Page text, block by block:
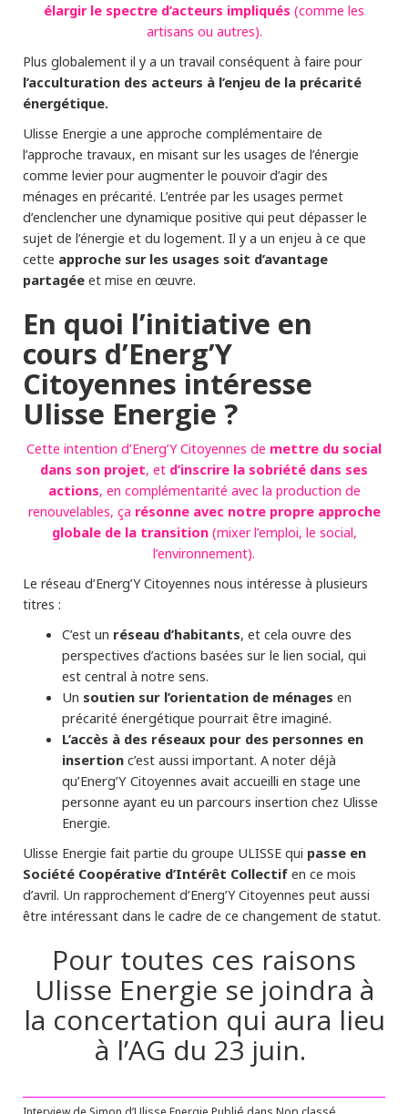
élargir le spectre d’acteurs impliqués (comme les
artisans ou autres).
Plus globalement il y a un travail conséquent à faire pour
l’acculturation des acteurs à l’enjeu de la précarité
énergétique.
Ulisse Energie a une approche complémentaire de
l’approche travaux, en misant sur les usages de l’énergie
comme levier pour augmenter le pouvoir d’agir des
ménages en précarité. L’entrée par les usages permet
d’enclencher une dynamique positive qui peut dépasser le
sujet de l’énergie et du logement. Il y a un enjeu à ce que
cette approche sur les usages soit d’avantage
partagée et mise en œuvre.
En quoi l’initiative en
cours d’Energ’Y
Citoyennes intéresse
Ulisse Energie ?
Cette intention d’Energ’Y Citoyennes de mettre du social
dans son projet, et d’inscrire la sobriété dans ses
actions, en complémentarité avec la production de
renouvelables, ça résonne avec notre propre approche
globale de la transition(mixer l’emploi, le social,
l’environnement).
Le réseau d’Energ’Y Citoyennes nous intéresse à plusieurs
titres :
C’est un réseau d’habitants, et cela ouvre des
perspectives d’actions basées sur le lien social, qui
est central à notre sens.
Un soutien sur l’orientation de ménages en
précarité énergétique pourrait être imaginé.
L’accès à des réseaux pour des personnes en
insertionc’est aussi important. A noter déjà
qu’Energ’Y Citoyennes avait accueilli en stage une
personne ayant eu un parcours insertion chez Ulisse
Energie.
Ulisse Energie fait partie du groupe ULISSE qui passe en
Société Coopérative d’Intérêt Collectif en ce mois
d’avril. Un rapprochement d’Energ’Y Citoyennes peut aussi
être intéressant dans le cadre de ce changement de statut.
Pour toutes ces raisons
Ulisse Energie se joindra à
la concertation qui aura lieu
à l’AG du 23 juin.